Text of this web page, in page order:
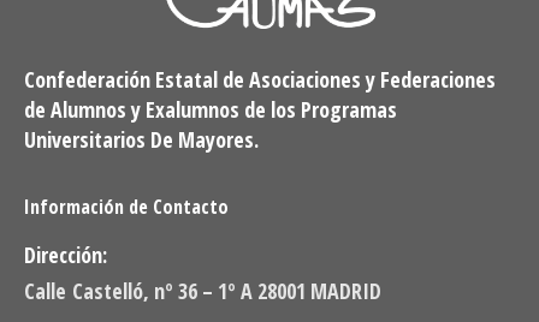
Confederación Estatal de Asociaciones y Federaciones
de Alumnos y Exalumnos de los Programas
Universitarios De Mayores.
Información de Contacto
Dirección:
Calle Castelló, nº 36 – 1º A 28001 MADRID